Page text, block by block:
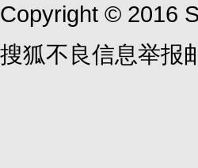
Copyright © 2016
搜狐不良信息举报